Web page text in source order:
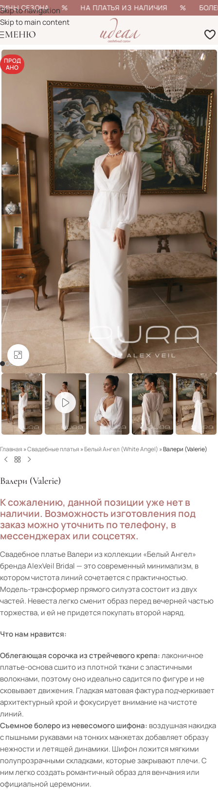
СЕЗОНА % НА ПЛАТЬЯ ИЗ НАЛИЧИЯ % БОЛЕЕ
Skip to navigation
Skip to main content
МЕНЮ
ПРОД
АНО
Увеличить
Главная »Свадебные платья »Белый Ангел (White Angel) »Валери (Valerie)
Валери (Valerie)
К сожалению, данной позиции уже нет в
наличии. Возможность изготовления под
заказ можно уточнить по телефону, в
мессенджерах или соцсетях.
Свадебное платье Валери из коллекции «Белый Ангел»
бренда AlexVeil Bridal — это современный минимализм, в
котором чистота линий сочетается с практичностью.
Модель-трансформер прямого силуэта состоит из двух
частей. Невеста легко сменит образ перед вечерней частью
торжества, и ей не придется покупать второй наряд.
Что нам нравится:
Облегающая сорочка из стрейчевого крепа:лаконичное
платье-основа сшито из плотной ткани с эластичными
волокнами, поэтому оно идеально садится по фигуре и не
сковывает движения. Гладкая матовая фактура подчеркивает
архитектурный крой и фокусирует внимание на чистоте
линий.
Съемное болеро из невесомого шифона: воздушная накидка
с пышными рукавами на тонких манжетах добавляет образу
нежности и летящей динамики. Шифон ложится мягкими
полупрозрачными складками, которые закрывают плечи. С
ним легко создать романтичный образ для венчания или
официальной церемонии.